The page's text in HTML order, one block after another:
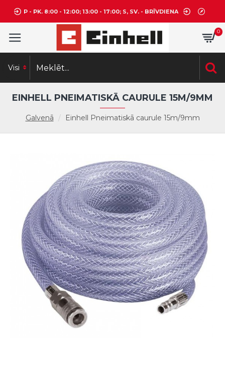
P - PK. 8:00 - 12:00; 13:00 - 17:00; S, SV. - BRĪVDIENA
0
Visi
Galvenā Einhell Pneimatiskā caurule 15m/9mm
EINHELL PNEIMATISKĀ CAURULE 15M/9MM